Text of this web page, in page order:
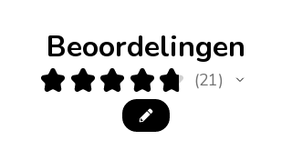
Beoordelingen
★ ★ ★ ★ ★ 21
21